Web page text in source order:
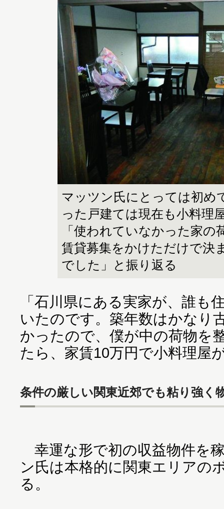
マッツン氏にとっては初め
った戸建ては現在も小料理
「使われていなかった家の
賃貸募集をかけただけで決
でした」と振り返る
「石川県にある実家が、誰も
いたのです。築年数はかなり
かったので、僕が中の荷物を
たら、家賃10万円で小料理屋
条件の厳しい関東近郊でも粘り強く
幸運な形で初の収益物件を
ン氏は本格的に関東エリアの
る。